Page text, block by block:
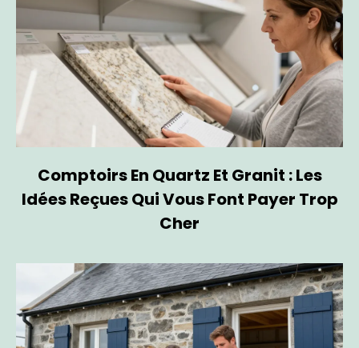
Comptoirs En Quartz Et Granit : Les
Idées Reçues Qui Vous Font Payer Trop
Cher